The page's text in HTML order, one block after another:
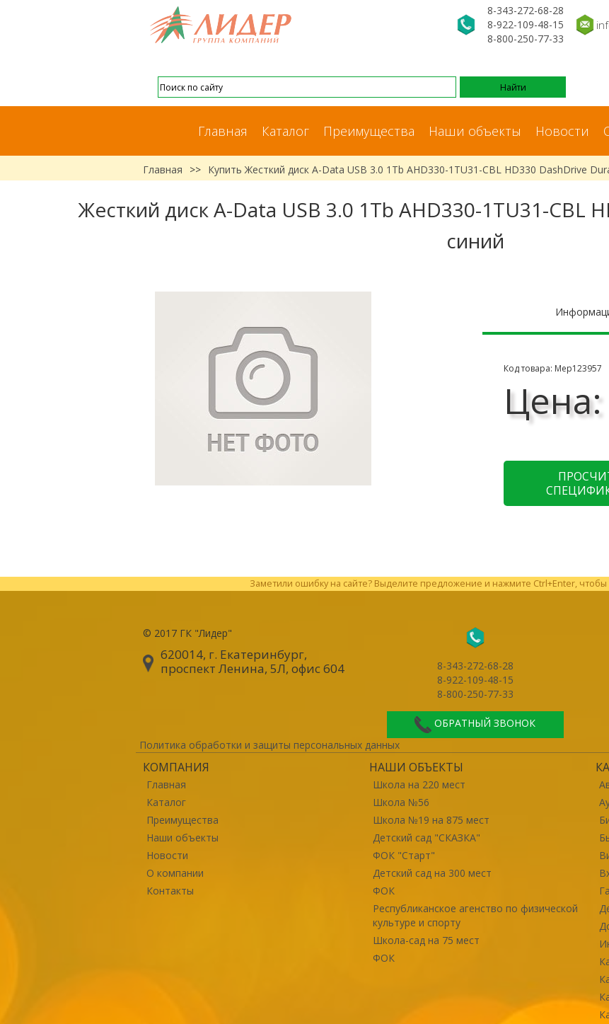
8-343-272-68-28
8-922-109-48-15
8-800-250-77-33
Главная Каталог Преимущества Наши объекты Новости
Главная >> Купить Жесткий диск A-Data USB 3.0 1Tb AHD330-1TU31-CBL HD330 DashDrive
Жесткий диск A-Data USB 3.0 1Tb AHD330-1TU31-CBL
синий
Код товара: Мер123957
Цена:
Заметили ошибку на сайте? Выделите предложение и нажмите Ctrl+Enter,
© 2017 ГК "Лидер"
620014, г. Екатеринбург,
проспект Ленина, 5Л, офис 604
8-343-272-68-28
8-922-109-48-15
8-800-250-77-33
ОБРАТНЫЙ ЗВОНОК
Политика обработки и защиты персональных данных
КОМПАНИЯ
Главная
Каталог
Преимущества
Наши объекты
Новости
О компании
Контакты
НАШИ ОБЪЕКТЫ
Школа на 220 мест
Школа №56
Школа №19 на 875 мест
Детский сад "СКАЗКА"
ФОК "Старт"
Детский сад на 300 мест
ФОК
Республиканское агенство по физической
культуре и спорту
Школа-сад на 75 мест
ФОК